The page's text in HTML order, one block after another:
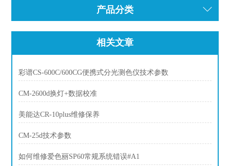
产品分类
相关文章
彩谱CS-600C/600CG便携式分光测色仪技术参数
CM-2600d换灯+数据校准
美能达CR-10plus维修保养
CM-25d技术参数
如何维修爱色丽SP60常规系统错误#A1